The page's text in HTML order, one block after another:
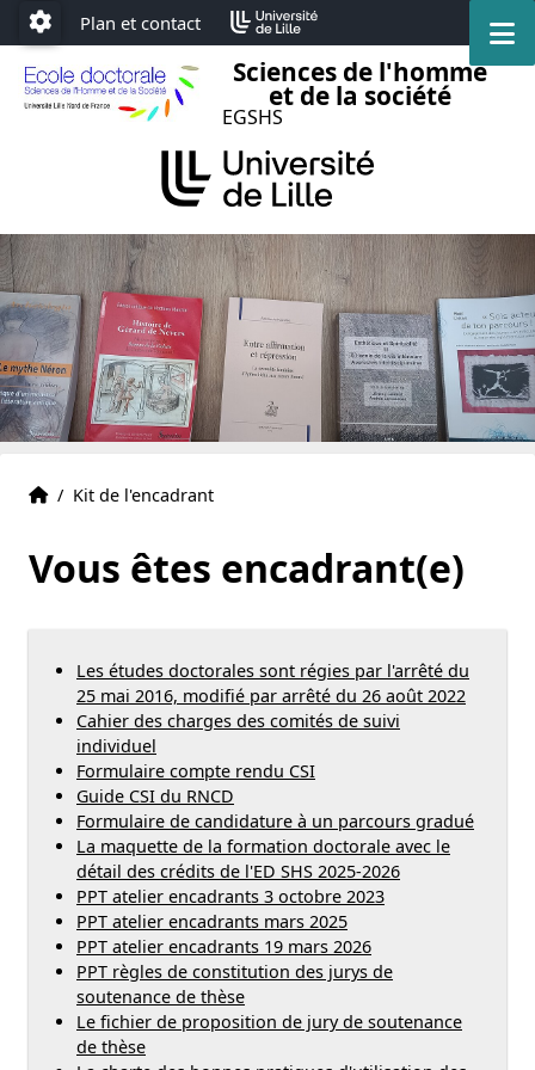
Accéder au menu principal
Accéder au contenu
Paramétrage
Plan et contact
Sciences de l'homme
et de la société
EGSHS
à outils
Accueil
Accueil
/ Kit de l'encadrant
Vous êtes encadrant(e)
Les études doctorales sont régies par l'arrêté du
25 mai 2016, modifié par arrêté du 26 août 2022
Cahier des charges des comités de suivi
individuel
Formulaire compte rendu CSI
Guide CSI du RNCD
Formulaire de candidature à un parcours gradué
La maquette de la formation doctorale avec le
détail des crédits de l'ED SHS 2025-2026
PPT atelier encadrants 3 octobre 2023
PPT atelier encadrants mars 2025
PPT atelier encadrants 19 mars 2026
PPT règles de constitution des jurys de
soutenance de thèse
Le fichier de proposition de jury de soutenance
de thèse